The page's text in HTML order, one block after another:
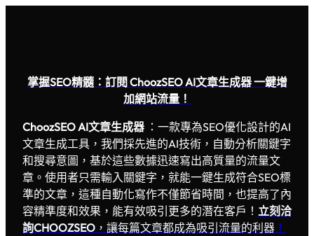
掌握SEO精髓：訂閱 ChoozSEO AI文章生成器 一鍵增
加網站流量！
ChoozSEO AI文章生成器 ：一款專為SEO優化設計的AI
文章生成工具，我們採先進的AI技術，自動分析關鍵字
和搜尋意圖，基於這些數據迅速寫出高質量的流量文
章。使用者只需輸入關鍵字，就能一鍵生成符合SEO標
準的文章，這種自動化寫作不僅節省時間，也提高了內
容精準度和效果，能有效吸引更多的潛在客戶！ 立刻洽
詢CHOOZSEO ，讓每篇文章都成為吸引流量的利器 ！